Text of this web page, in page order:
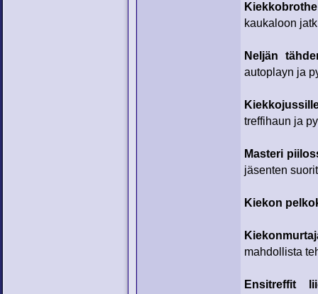
kaukaloon
Neljän
autoplayn ja
treffihaun ja
Masteri
jäsenten
Kiekon
mahdollista
Ensitreffit